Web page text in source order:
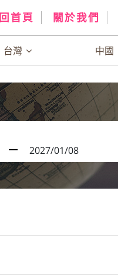
回首頁 關於我們
台灣 中國